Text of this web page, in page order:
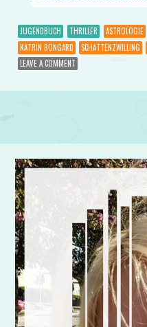
JUGENDBUCH THRILLER ASTROLOGIE
KATRIN BONGARD
SCHATTENZWILLING
LEAVE A COMMENT
Post